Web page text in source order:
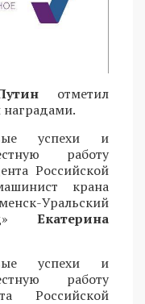
отметил
наградами.
успехи и
работу
Российской
крана
Уральский
Екатерина
успехи и
работу
Российской